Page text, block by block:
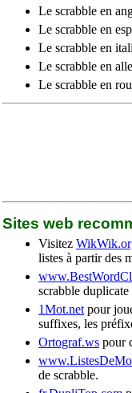
Le scrabble en
Le scrabble en
Le scrabble en
Le scrabble en
Le scrabble en
Sites web
Visitez
listes à partir des
scrabble duplicate
1Mot.net pour
suffixes, les
Ortograf.ws pour
de scrabble.